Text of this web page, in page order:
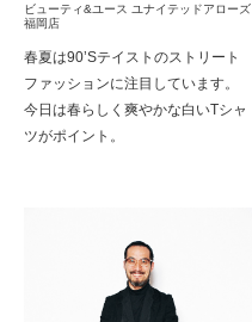
ビューティ&ユース ユナイテッドアローズ
福岡店
春夏は90’Sテイストのストリート
ファッションに注目しています。
今日は春らしく爽やかな白いTシャ
ツがポイント。